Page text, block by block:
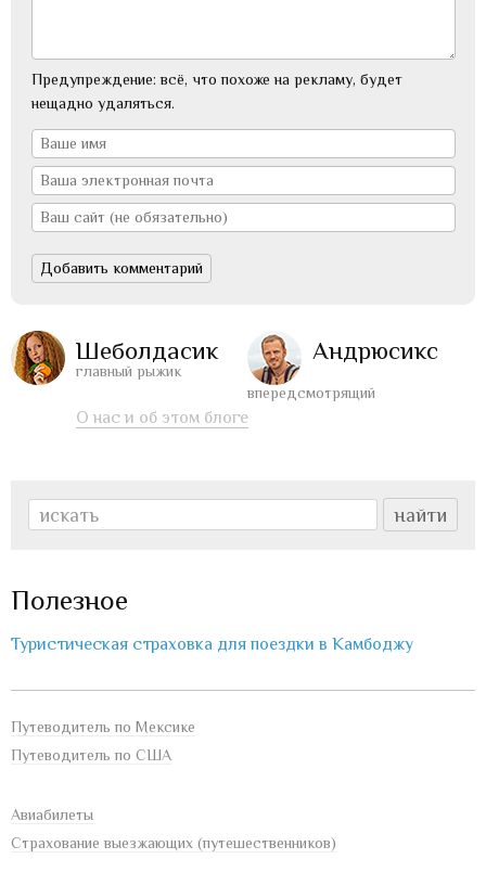
Предупреждение: всё, что похоже на рекламу, будет
нещадно удаляться.
Шеболдасик
главный рыжик
Андрюсикс
впередсмотрящий
О нас и об этом блоге
Полезное
Туристическая страховка для поездки в Камбоджу
Путеводитель по Мексике
Путеводитель по США
Авиабилеты
Страхование выезжающих (путешественников)